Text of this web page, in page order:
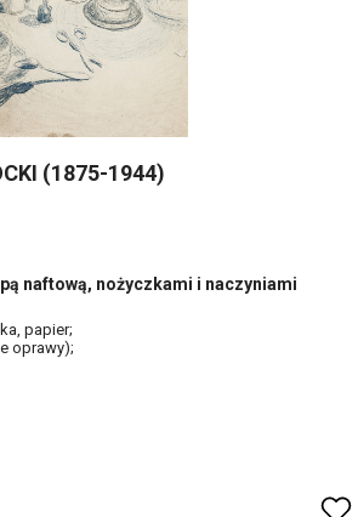
(1875-1944)
naftową, nożyczkami i naczyniami
papier;
oprawy);